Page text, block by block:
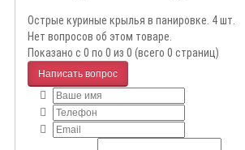
Острые куриные крылья в панировке. 4 шт.
Нет вопросов об этом товаре.
Показано с 0 по 0 из 0 (всего 0 страниц)
Написать вопрос